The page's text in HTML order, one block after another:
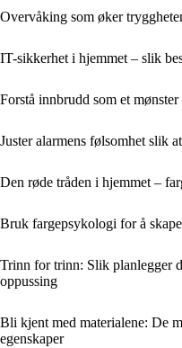
Overvåking som øker
IT-sikkerhet i hjemmet – slik
Forstå innbrudd som et
Juster alarmens følsomhet slik
Den røde tråden i hjemmet –
Bruk fargepsykologi for å
Trinn for trinn: Slik planlegger
oppussing
Bli kjent med materialene: De
egenskaper